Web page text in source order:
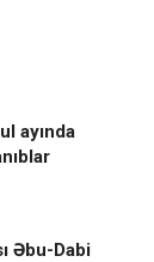
ayında
Əbu-Dabi